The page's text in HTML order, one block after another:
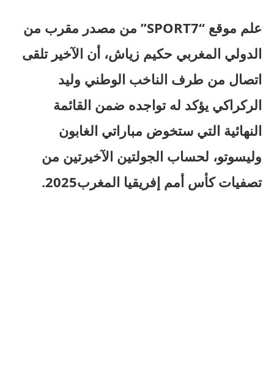
علم موقع “SPORT7” من مصدر مقرب من
الدولي المغربي حكيم زياش، أن الآخير تلقى
اتصال من طرف الناخب الوطني وليد
الركراكي يؤكد له تواجده ضمن القائمة
النهائية التي ستخوض مباراتي الغابون
وليسوتو، لحساب الجولتين الآخيرتين من
تصفيات كأس أمم إفريقيا المغرب2025.